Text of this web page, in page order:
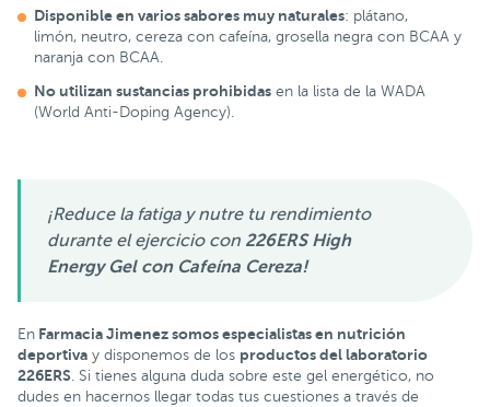
Disponible en varios sabores muy naturales: plátano,
limón, neutro, cereza con cafeína, grosella negra con BCAA y
naranja con BCAA.
No utilizan sustancias prohibidas en la lista de la WADA
(World Anti-Doping Agency).
¡Reduce la fatiga y nutre tu rendimiento
durante el ejercicio con 226ERS High
Energy Gel con Cafeína Cereza!
En Farmacia Jimenez somos especialistas en nutrición
deportiva y disponemos de los productos del laboratorio
226ERS. Si tienes alguna duda sobre este gel energético, no
dudes en hacernos llegar todas tus cuestiones a través de